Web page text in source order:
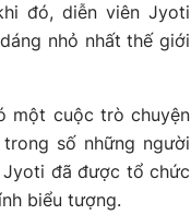
đó, diễn viên Jyoti
nhỏ nhất thế giới
một cuộc trò chuyện
số những người
Jyoti đã được tổ chức
biểu tượng.